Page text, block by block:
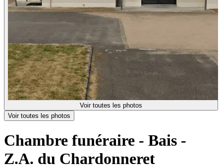
Voir toutes les photos
Voir toutes les photos
Chambre funéraire - Bais -
Z.A. du Chardonneret